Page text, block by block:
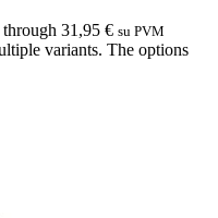
31,95 € su PVM
variants. The options